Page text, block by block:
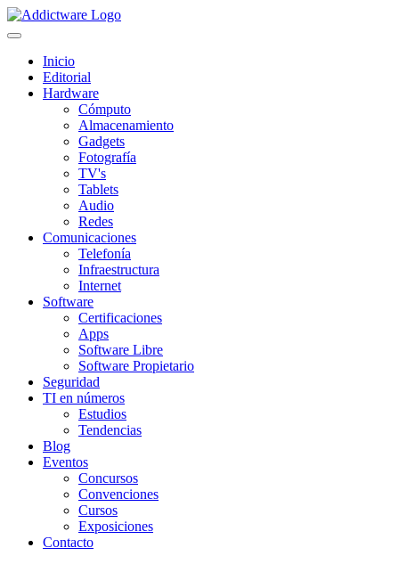
Inicio
Editorial
Hardware
Cómputo
Almacenamiento
Gadgets
Fotografía
TV's
Tablets
Audio
Redes
Comunicaciones
Telefonía
Infraestructura
Internet
Software
Certificaciones
Apps
Software Libre
Software Propietario
Seguridad
TI en números
Estudios
Tendencias
Blog
Eventos
Concursos
Convenciones
Cursos
Exposiciones
Contacto